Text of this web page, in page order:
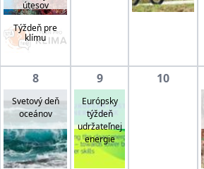
útesov
Týždeň pre
klímu
8
Svetový deň
oceánov
9
Európsky
týždeň
udržateľnej
energie
10